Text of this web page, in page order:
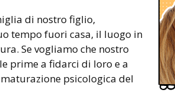
di nostro figlio,
tempo fuori casa, il luogo in
Se vogliamo che nostro
prime a fidarci di loro e a
psicologica del